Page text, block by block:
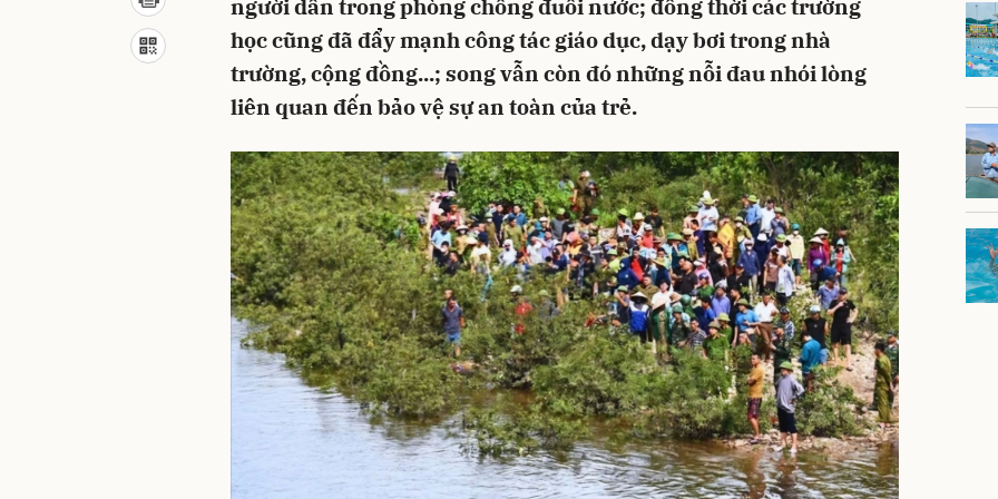
người dân trong phòng chống đuối nước; đồng thời các trường
học cũng đã đẩy mạnh công tác giáo dục, dạy bơi trong nhà
trường, cộng đồng...; song vẫn còn đó những nỗi đau nhói lòng
liên quan đến bảo vệ sự an toàn của trẻ.